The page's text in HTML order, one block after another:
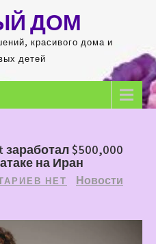
ДОМ
красивого дома и
детей
$500,000
на Иран
НЕТ
Новости